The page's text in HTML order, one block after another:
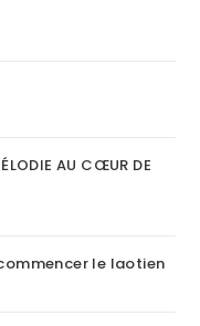
AU CŒUR DE
le laotien